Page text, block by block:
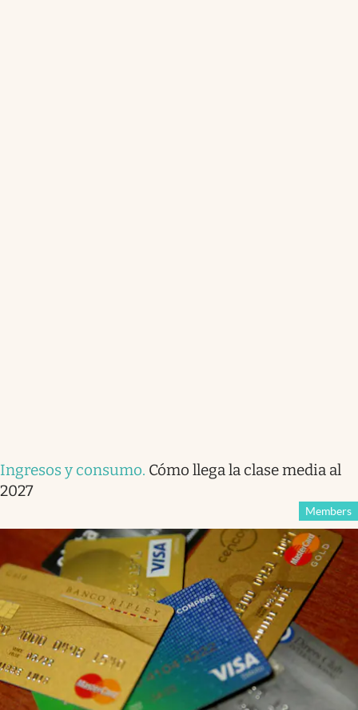
Ingresos y consumo. Cómo llega la clase media al
2027
Members